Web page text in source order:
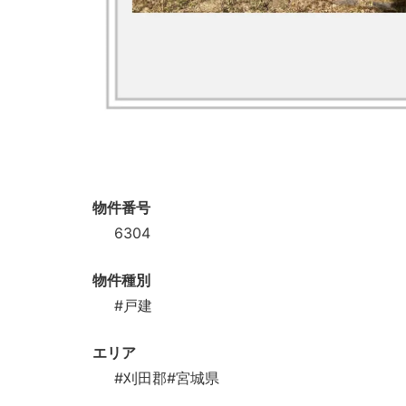
物件番号
6304
物件種別
#戸建
エリア
#刈田郡#宮城県